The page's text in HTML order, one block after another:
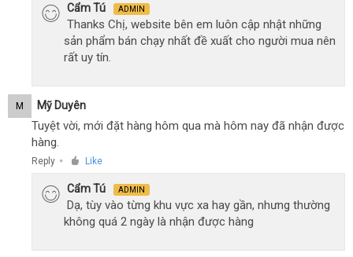
Cẩm Tú ADMIN
Thanks Chị, website bên em luôn cập nhật những
sản phẩm bán chạy nhất đề xuất cho người mua nên
rất uy tín.
M Mỹ Duyên
Tuyệt vời, mới đặt hàng hôm qua mà hôm nay đã nhận được
hàng.
Reply ● Like
Cẩm Tú ADMIN
Dạ, tùy vào từng khu vực xa hay gần, nhưng thường
không quá 2 ngày là nhận được hàng